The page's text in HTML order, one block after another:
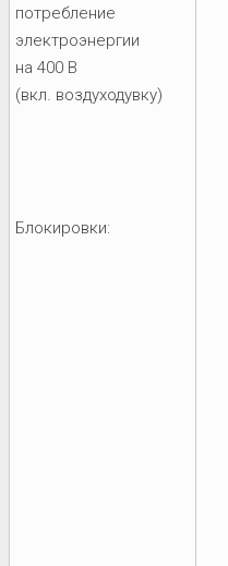
потребление
электроэнергии
на 400 В
(вкл. воздуходувку)
Блокировки: